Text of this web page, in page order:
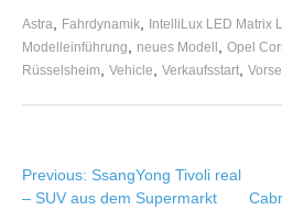
Astra Fahrdynamik IntelliLux LED Matrix
Modelleinführung neues Modell Opel
Rüsselsheim Vehicle Verkaufsstart
Beitragsnavigation
Previous: SsangYong Tivoli real
– SUV aus dem Supermarkt